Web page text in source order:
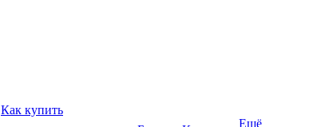
Как купить
Ещё